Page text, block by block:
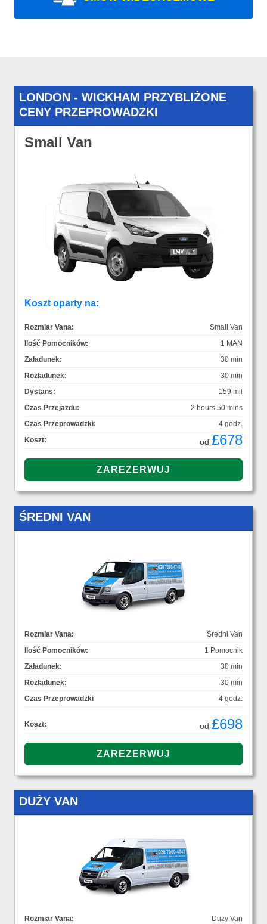
LONDON - WICKHAM PRZYBLIŻONE
CENY PRZEPROWADZKI
Small Van
Koszt oparty na:
Rozmiar Vana:
Small Van
Ilość Pomocników:
1 MAN
Załadunek:
30 min
Rozładunek:
30 min
Dystans:
159 mil
Czas Przejazdu:
2 hours 50 mins
Czas Przeprowadzki:
4 godz.
Koszt:
od £678
ŚREDNI VAN
Rozmiar Vana:
Średni Van
Ilość Pomocników:
1 Pomocnik
Załadunek:
30 min
Rozładunek:
30 min
Czas Przeprowadzki
4 godz.
Koszt: od £698
DUŻY VAN
Rozmiar Vana:
Duży Van